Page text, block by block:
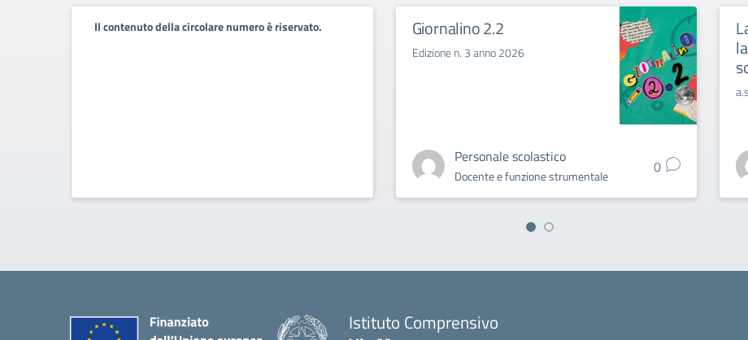
Il contenuto della circolare numero è riservato. Giornalino 2.2
Edizione n. 3 anno 2026
Personale scolastico
Docente e funzione strumentale 0
Istituto Comprensivo